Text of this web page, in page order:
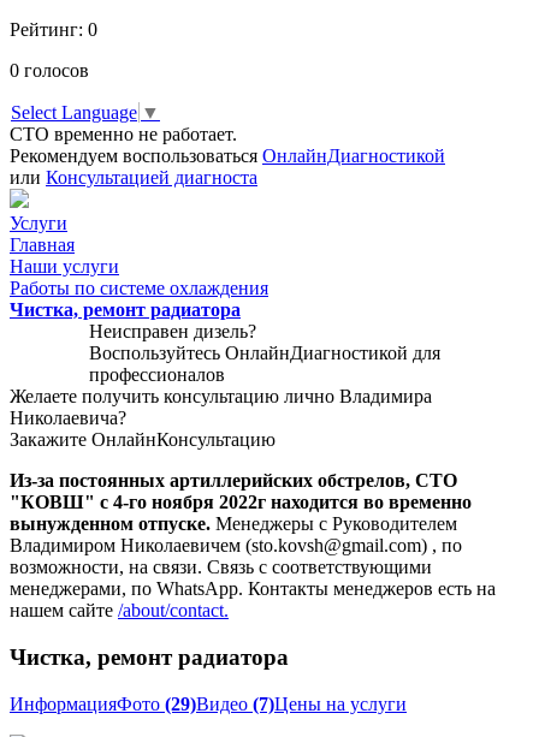
Рейтинг: 0
0 голосов
Select Language ▼
СТО временно не работает.
Рекомендуем воспользоваться ОнлайнДиагностикой
или Консультацией диагноста
Услуги
Главная
Наши услуги
Работы по системе охлаждения
Чистка, ремонт радиатора
Неисправен дизель?
Воспользуйтесь ОнлайнДиагностикой для
профессионалов
Желаете получить консультацию лично Владимира
Николаевича?
Закажите ОнлайнКонсультацию
Из-за постоянных артиллерийских обстрелов, СТО
"КОВШ" с 4-го ноября 2022г находится во временно
вынужденном отпуске. Менеджеры с Руководителем
Владимиром Николаевичем (sto.kovsh@gmail.com) , по
возможности, на связи. Связь с соответствующими
менеджерами, по WhatsApp. Контакты менеджеров есть на
нашем сайте /about/contact.
Чистка, ремонт радиатора
ИнформацияФото (29)Видео (7)Цены на услуги